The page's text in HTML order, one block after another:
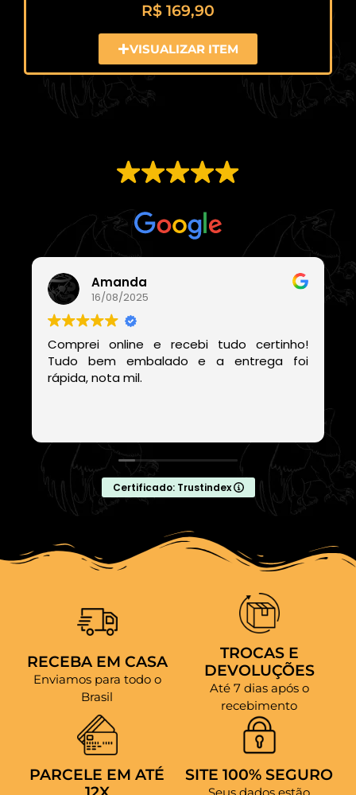
R$ 169,90
VISUALIZAR ITEM
Amanda
16/08/2025
Comprei online e recebi tudo certinho!
Tudo bem embalado e a entrega foi
rápida, nota mil.
Certificado: Trustindex
RECEBA EM CASA
Enviamos para todo o
Brasil
TROCAS E
DEVOLUÇÕES
Até 7 dias após o
recebimento
PARCELE EM ATÉ
SITE 100% SEGURO